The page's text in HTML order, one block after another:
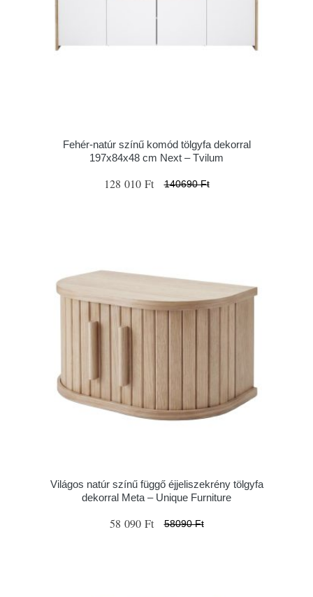
Fehér-natúr színű komód tölgyfa dekorral
197x84x48 cm Next – Tvilum
128 010 Ft 140690 Ft
Világos natúr színű függő éjjeliszekrény tölgyfa
dekorral Meta – Unique Furniture
58 090 Ft 58090 Ft